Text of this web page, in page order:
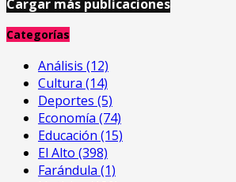
Cargar más publicaciones
Categorías
Análisis (12)
Cultura (14)
Deportes (5)
Economía (74)
Educación (15)
El Alto (398)
Farándula (1)